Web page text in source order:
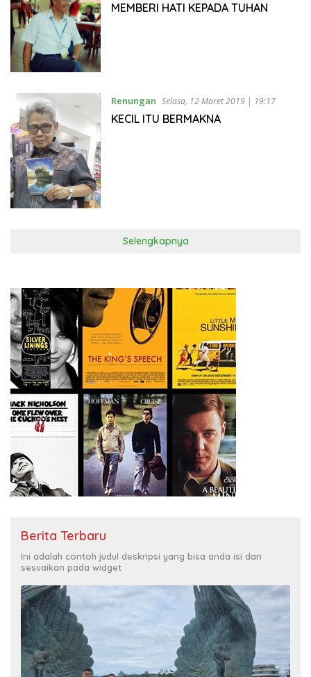
MEMBERI HATI KEPADA TUHAN
Renungan Selasa, 12 Maret 2019 | 19:17
KECIL ITU BERMAKNA
Selengkapnya
Berita Terbaru
Ini adalah contoh judul deskripsi yang bisa anda isi dan
sesuaikan pada widget